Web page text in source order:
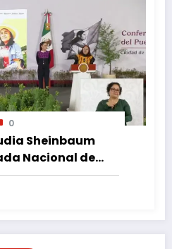
0
Sheinbaum
Nacional de